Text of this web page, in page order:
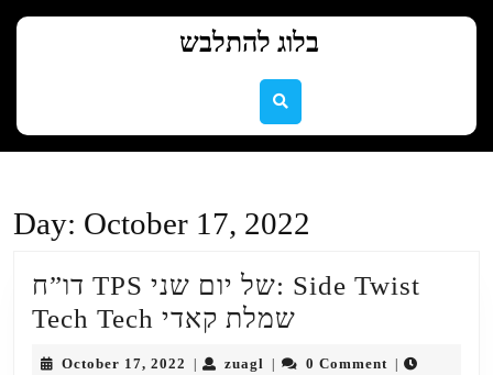
בלוג להתלבש
Day: October 17, 2022
דו”ח TPS של יום שני: Side Twist
Tech Tech שמלת קאדי
October 17, 2022 Octoberzuagl zuagl 0 Comment